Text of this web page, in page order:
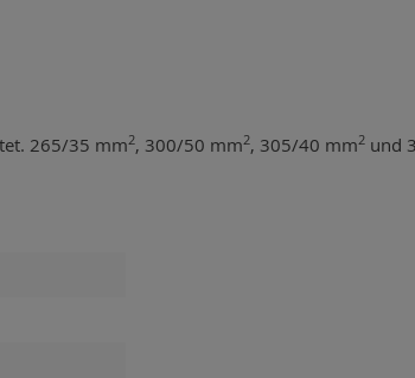
265/35 mm2, 300/50 mm2, 305/40 mm2 und